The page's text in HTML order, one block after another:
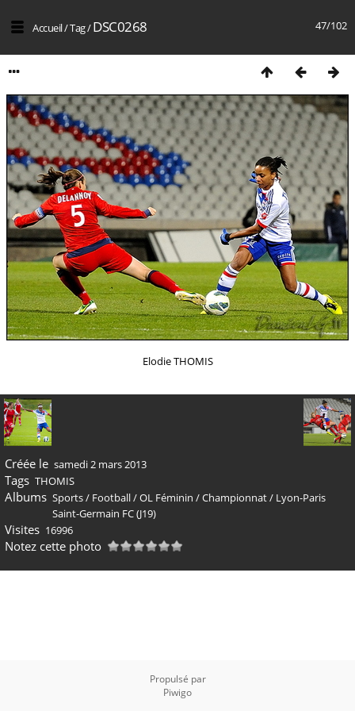
47/102
Accueil/Tag/DSC0268
Elodie THOMIS
Créée le samedi 2 mars 2013
Tags THOMIS
Albums Sports/ Football/OL Féminin /Championnat/ Lyon-Paris
Saint-Germain FC (J19)
Visites 16996
Notez cette photo
Propulsé par
Piwigo